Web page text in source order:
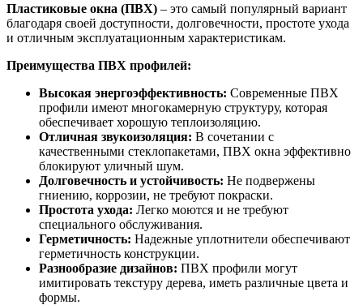
Пластиковые окна (ПВХ) – это самый популярный вариант
благодаря своей доступности, долговечности, простоте ухода
и отличным эксплуатационным характеристикам.
Преимущества ПВХ профилей:
Высокая энергоэффективность: Современные ПВХ
профили имеют многокамерную структуру, которая
обеспечивает хорошую теплоизоляцию.
Отличная звукоизоляция: В сочетании с
качественными стеклопакетами, ПВХ окна эффективно
блокируют уличный шум.
Долговечность и устойчивость: Не подвержены
гниению, коррозии, не требуют покраски.
Простота ухода: Легко моются и не требуют
специального обслуживания.
Герметичность: Надежные уплотнители обеспечивают
герметичность конструкции.
Разнообразие дизайнов: ПВХ профили могут
имитировать текстуру дерева, иметь различные цвета и
формы.